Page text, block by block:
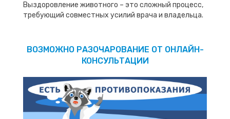
Выздоровление животного – это сложный процесс,
требующий совместных усилий врача и владельца.
ВОЗМОЖНО РАЗОЧАРОВАНИЕ ОТ ОНЛАЙН-
КОНСУЛЬТАЦИИ